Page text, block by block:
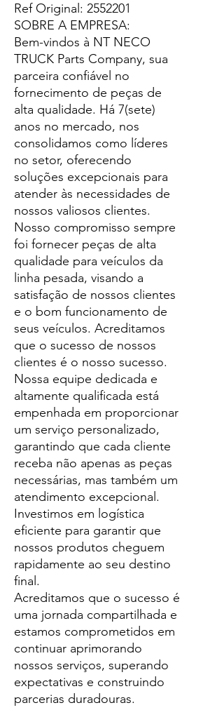
Ref Original: 2552201
SOBRE A EMPRESA:
Bem-vindos à NT NECO
TRUCK Parts Company, sua
parceira confiável no
fornecimento de peças de
alta qualidade. Há 7(sete)
anos no mercado, nos
consolidamos como líderes
no setor, oferecendo
soluções excepcionais para
atender às necessidades de
nossos valiosos clientes.
Nosso compromisso sempre
foi fornecer peças de alta
qualidade para veículos da
linha pesada, visando a
satisfação de nossos clientes
e o bom funcionamento de
seus veículos. Acreditamos
que o sucesso de nossos
clientes é o nosso sucesso.
Nossa equipe dedicada e
altamente qualificada está
empenhada em proporcionar
um serviço personalizado,
garantindo que cada cliente
receba não apenas as peças
necessárias, mas também um
atendimento excepcional.
Investimos em logística
eficiente para garantir que
nossos produtos cheguem
rapidamente ao seu destino
final.
Acreditamos que o sucesso é
uma jornada compartilhada e
estamos comprometidos em
continuar aprimorando
nossos serviços, superando
expectativas e construindo
parcerias duradouras.